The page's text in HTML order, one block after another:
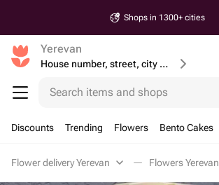
Shops in 1300+ cities
Yerevan
House number, street, city or postcode
Search items and shops
Discounts Trending Flowers Bento Cakes
Flower delivery Yerevan Flowers Yerevan